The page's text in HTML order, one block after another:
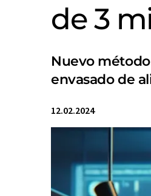
de 3
Nuevo
envasado de
12.02.2024